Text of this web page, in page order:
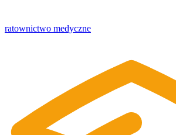
ratownictwo medyczne